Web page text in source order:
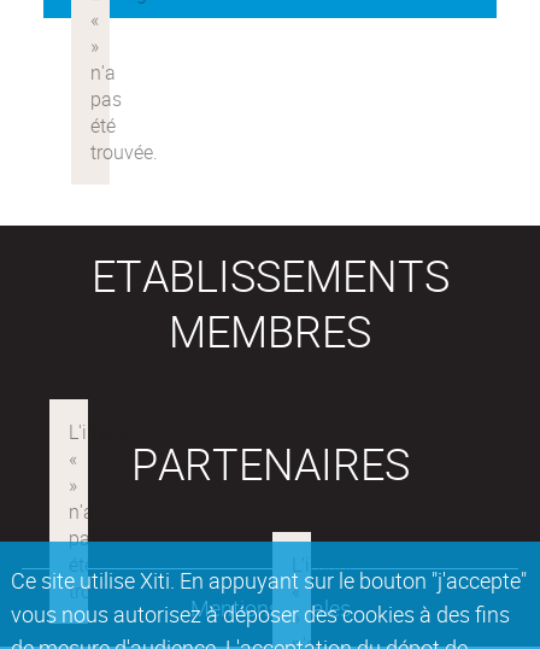
Ce site utilise Xiti. En appuyant sur le bouton "j'accepte"
vous nous autorisez à déposer des cookies à des fins
ETABLISSEMENTS
MEMBRES
PARTENAIRES
Mentions légales